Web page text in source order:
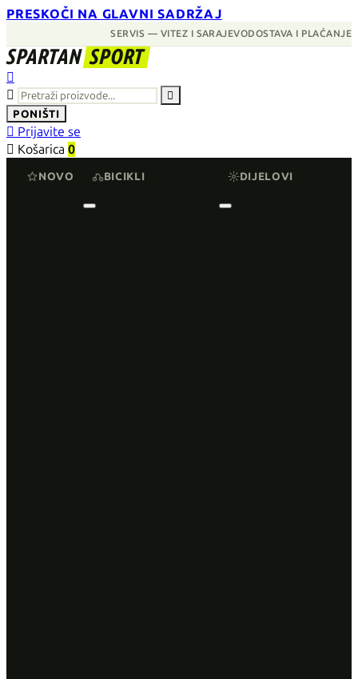
PRESKOČI NA GLAVNI SADRŽAJ
SERVIS — VITEZ I SARAJEVODOSTAVA I PLAĆANJE
SPARTAN SPORT



PONIŠTI
 Prijavite se
 Košarica 0
NOVO BICIKLI DIJELOVI